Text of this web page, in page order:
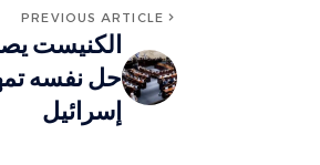
PREVIOUS ARTICLE
الكنيست
حل نفسه
إسرائيل